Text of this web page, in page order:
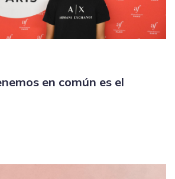
en común es el